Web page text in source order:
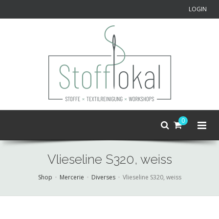
LOGIN
0
Vlieseline S320, weiss
Shop Mercerie Diverses Vlieseline S320, weiss